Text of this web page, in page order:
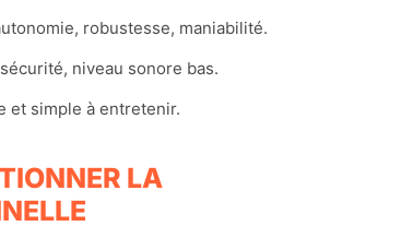
robustesse, maniabilité.
niveau sonore bas.
et simple à entretenir.
LA